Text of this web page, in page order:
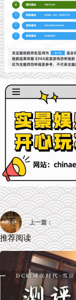
上一篇：
推荐阅读